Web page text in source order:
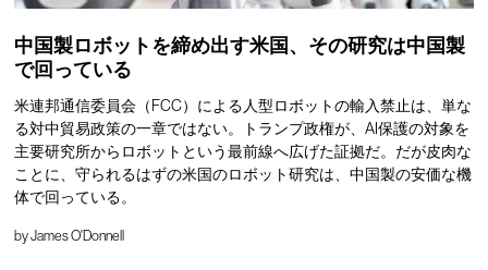
中国製ロボットを締め出す米国、その研究は中国製
で回っている
米連邦通信委員会（FCC）による人型ロボットの輸入禁止は、単な
る対中貿易政策の一章ではない。トランプ政権が、AI保護の対象を
主要研究所からロボットという最前線へ広げた証拠だ。だが皮肉な
ことに、守られるはずの米国のロボット研究は、中国製の安価な機
体で回っている。
byJames O'Donnell